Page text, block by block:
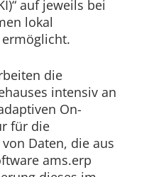
auf jeweils bei
lokal
die
intensiv an
On-
für die
Daten, die aus
ams.erp